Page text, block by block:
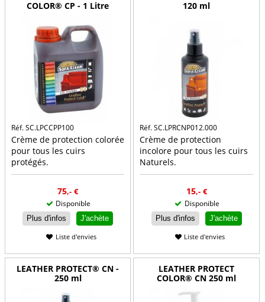
COLOR® CP - 1 Litre
Réf. SC.LPCCPP100
Crème de protection colorée
pour tous les cuirs
protégés.
75,- €
Disponible
Plus d'infos J'achète
Liste d'envies
120 ml
Réf. SC.LPRCNP012.000
Crème de protection
incolore pour tous les cuirs
Naturels.
15,- €
Disponible
Plus d'infos J'achète
Liste d'envies
LEATHER PROTECT® CN -
250 ml
LEATHER PROTECT
COLOR® CN 250 ml